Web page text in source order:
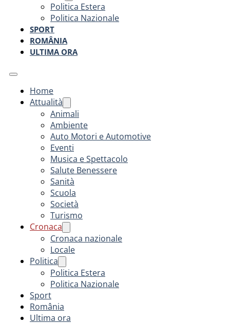
Politica Estera
Politica Nazionale
SPORT
ROMÂNIA
ULTIMA ORA
Home
Attualità
Animali
Ambiente
Auto Motori e Automotive
Eventi
Musica e Spettacolo
Salute Benessere
Sanità
Scuola
Società
Turismo
Cronaca
Cronaca nazionale
Locale
Politica
Politica Estera
Politica Nazionale
Sport
România
Ultima ora